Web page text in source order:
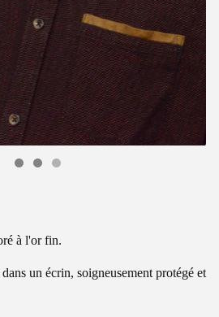
à l'or fin.
un écrin, soigneusement protégé et